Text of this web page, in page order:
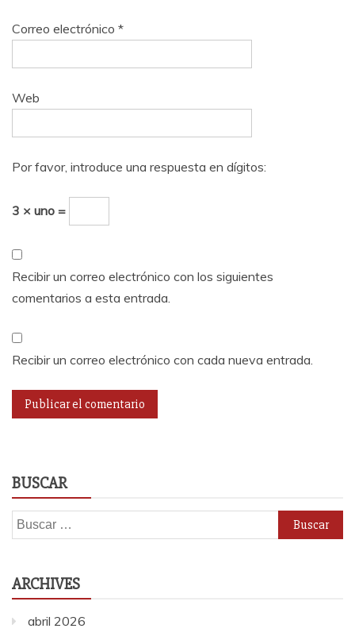
Correo electrónico *
Web
Por favor, introduce una respuesta en dígitos:
3 × uno =
Recibir un correo electrónico con los siguientes
comentarios a esta entrada.
Recibir un correo electrónico con cada nueva entrada.
BUSCAR
Buscar:
ARCHIVES
abril 2026